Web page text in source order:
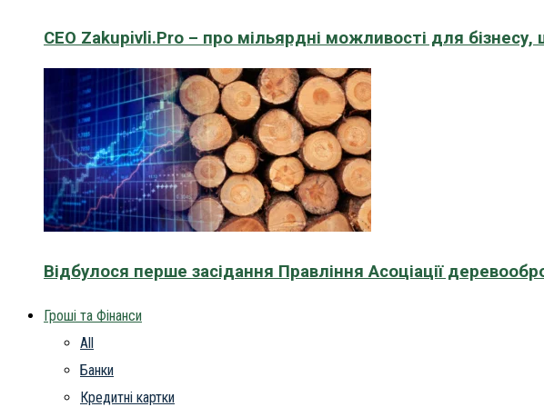
CEO Zakupivli.Pro – про мільярдні можливості для
Відбулося перше засідання Правління Асоціації
Гроші та Фінанси
All
Банки
Кредитні картки